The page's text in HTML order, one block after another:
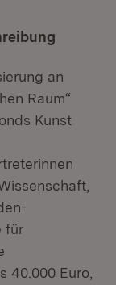
an
Raum“
Kunst
für
40.000 Euro,